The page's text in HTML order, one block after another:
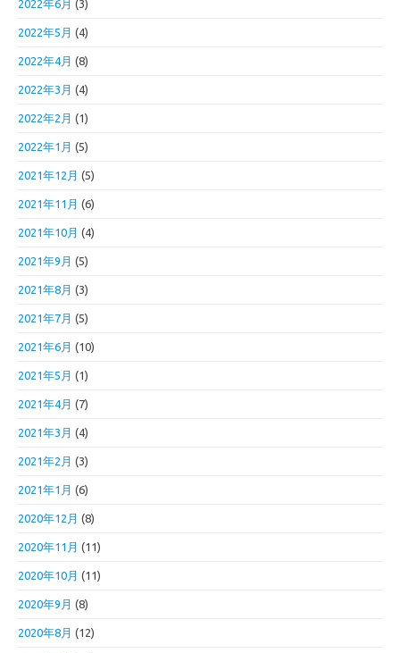
2022年6月 (3)
2022年5月 (4)
2022年4月 (8)
2022年3月 (4)
2022年2月 (1)
2022年1月 (5)
2021年12月 (5)
2021年11月 (6)
2021年10月 (4)
2021年9月 (5)
2021年8月 (3)
2021年7月 (5)
2021年6月 (10)
2021年5月 (1)
2021年4月 (7)
2021年3月 (4)
2021年2月 (3)
2021年1月 (6)
2020年12月 (8)
2020年11月 (11)
2020年10月 (11)
2020年9月 (8)
2020年8月 (12)